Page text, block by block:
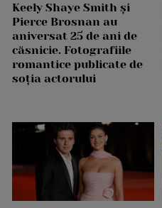
Keely Shaye Smith și
Pierce Brosnan au
aniversat 25 de ani de
căsnicie. Fotografiile
romantice publicate de
soția actorului